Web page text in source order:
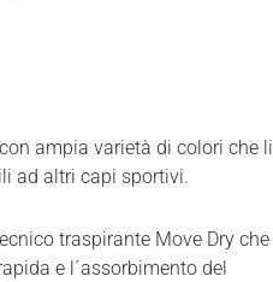
ampia varietà di colori che li
ad altri capi sportivi.
traspirante Move Dry che
e l´assorbimento del